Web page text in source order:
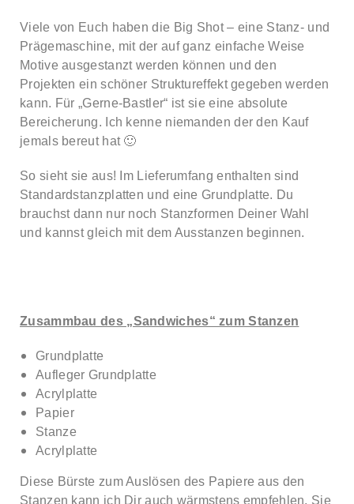
Viele von Euch haben die Big Shot – eine Stanz- und
Prägemaschine, mit der auf ganz einfache Weise
Motive ausgestanzt werden können und den
Projekten ein schöner Struktureffekt gegeben werden
kann. Für „Gerne-Bastler“ ist sie eine absolute
Bereicherung. Ich kenne niemanden der den Kauf
jemals bereut hat 🙂
So sieht sie aus! Im Lieferumfang enthalten sind
Standardstanzplatten und eine Grundplatte. Du
brauchst dann nur noch Stanzformen Deiner Wahl
und kannst gleich mit dem Ausstanzen beginnen.
Zusammbau des „Sandwiches“ zum Stanzen
Grundplatte
Aufleger Grundplatte
Acrylplatte
Papier
Stanze
Acrylplatte
Diese Bürste zum Auslösen des Papiere aus den
Stanzen kann ich Dir auch wärmstens empfehlen. Sie